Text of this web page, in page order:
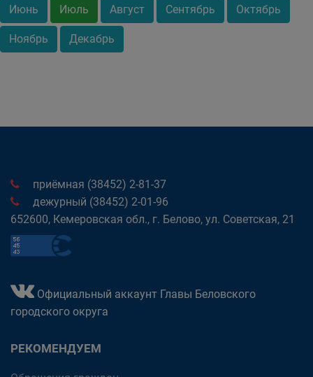
Июнь Июль Август Сентябрь Октябрь
Ноябрь Декабрь
приёмная (38452) 2-81-37
дежурный (38452) 2-01-96
652600, Кемеровская обл., г. Белово, ул. Советская, 21
Официальный аккаунт Главы Беловского
городского округа
РЕКОМЕНДУЕМ